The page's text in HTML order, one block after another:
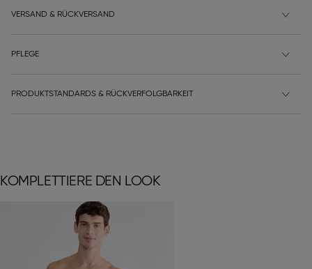
VERSAND & RÜCKVERSAND
PFLEGE
PRODUKTSTANDARDS & RÜCKVERFOLGBARKEIT
KOMPLETTIERE DEN LOOK